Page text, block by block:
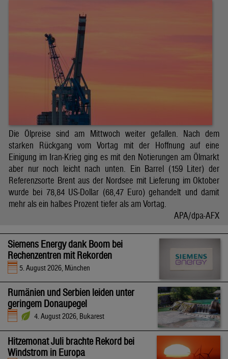
Die Ölpreise sind am Mittwoch weiter gefallen. Nach dem
starken Rückgang vom Vortag mit der Hoffnung auf eine
Einigung im Iran-Krieg ging es mit den Notierungen am Ölmarkt
aber nur noch leicht nach unten. Ein Barrel (159 Liter) der
Referenzsorte Brent aus der Nordsee mit Lieferung im Oktober
wurde bei 78,84 US-Dollar (68,47 Euro) gehandelt und damit
mehr als ein halbes Prozent tiefer als am Vortag.
APA/dpa-AFX
Siemens Energy dank Boom bei
Rechenzentren mit Rekorden
5. August 2026, München
Rumänien und Serbien leiden unter
geringem Donaupegel
4. August 2026, Bukarest
Hitzemonat Juli brachte Rekord bei
Windstrom in Europa